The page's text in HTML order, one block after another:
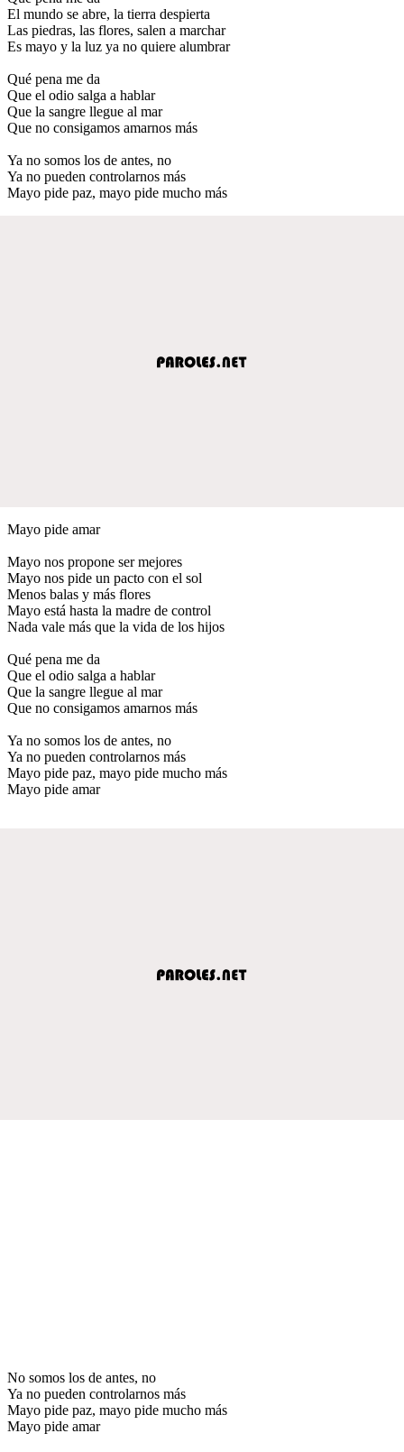
El mundo se abre, la tierra despierta
Las piedras, las flores, salen a marchar
Es mayo y la luz ya no quiere alumbrar
Qué pena me da
Que el odio salga a hablar
Que la sangre llegue al mar
Que no consigamos amarnos más
Ya no somos los de antes, no
Ya no pueden controlarnos más
Mayo pide paz, mayo pide mucho más
Mayo pide amar
Mayo nos propone ser mejores
Mayo nos pide un pacto con el sol
Menos balas y más flores
Mayo está hasta la madre de control
Nada vale más que la vida de los hijos
Qué pena me da
Que el odio salga a hablar
Que la sangre llegue al mar
Que no consigamos amarnos más
Ya no somos los de antes, no
Ya no pueden controlarnos más
Mayo pide paz, mayo pide mucho más
Mayo pide amar
No somos los de antes, no
Ya no pueden controlarnos más
Mayo pide paz, mayo pide mucho más
Mayo pide amar